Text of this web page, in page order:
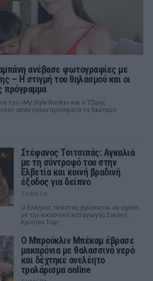
ανέβασε φωτογραφίες με
– Η στιγμή του θηλασμού και οι
πρόγραμμα
του «My Style Rocks» και ο Τζίμης
απέκτησαν πρόσφατα το δεύτερο
Στέφανος Τσιτσιπάς: Αγκαλιά
με τη σύντροφό του στην
Ελβετία και κοινή βραδινή
έξοδος για δείπνο
ΣΉΜΕΡΑ
Ο Έλληνας τενίστας βρίσκεται σε σχέση
με την εικαστικό καταγωγής Σικάγο,
Κρίστεν Τομς
Ο Μπρούκλιν Μπέκαμ έβρασε
μακαρόνια με θαλασσινό νερό
και δέχτηκε ανελέητο
τρολάρισμα online